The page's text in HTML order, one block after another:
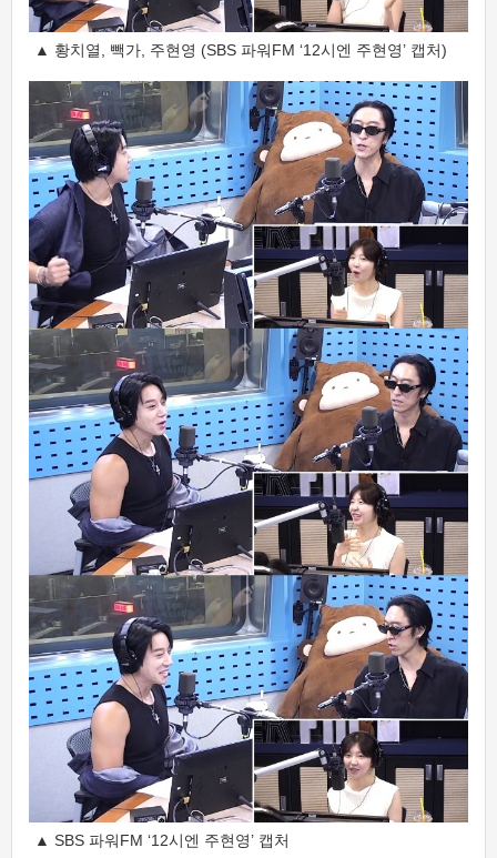
▲ 황치열, 빽가, 주현영 (SBS 파워FM ‘12시엔 주현영’ 캡처)
▲ SBS 파워FM ‘12시엔 주현영’ 캡처